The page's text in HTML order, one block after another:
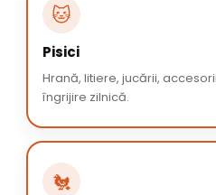
🐱
Pisici
Hrană, litiere, jucării,
îngrijire zilnică.
🐔